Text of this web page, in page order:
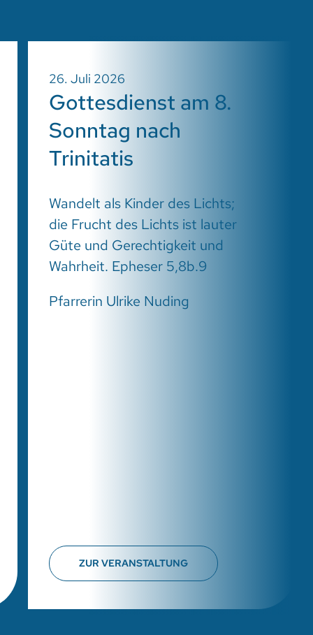
26. Juli 2026
Gottesdienst am 8.
Sonntag nach
Trinitatis
Wandelt als Kinder des Lichts;
die Frucht des Lichts ist lauter
Güte und Gerechtigkeit und
Wahrheit. Epheser 5,8b.9
Pfarrerin Ulrike Nuding
ZUR VERANSTALTUNG